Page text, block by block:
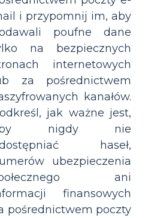
i przypomnij im, aby
poufne dane
na bezpiecznych
internetowych
za pośrednictwem
kanałów.
jak ważne jest,
nigdy nie
haseł,
ubezpieczenia
ani
finansowych
pośrednictwem poczty